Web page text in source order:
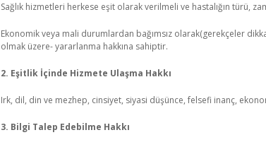
Sağlık hizmetleri herkese eşit olarak verilmeli ve hastalığın türü,
Ekonomik veya mali durumlardan bağımsız olarak(gerekçeler
olmak üzere- yararlanma hakkına sahiptir.
2. Eşitlik İçinde Hizmete Ulaşma Hakkı
Irk, dil, din ve mezhep, cinsiyet, siyasi düşünce, felsefi inanç,
3. Bilgi Talep Edebilme Hakkı